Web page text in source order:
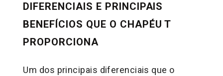
DIFERENCIAIS E PRINCIPAIS
BENEFÍCIOS QUE O CHAPÉU T
PROPORCIONA
Um dos principais diferenciais que o